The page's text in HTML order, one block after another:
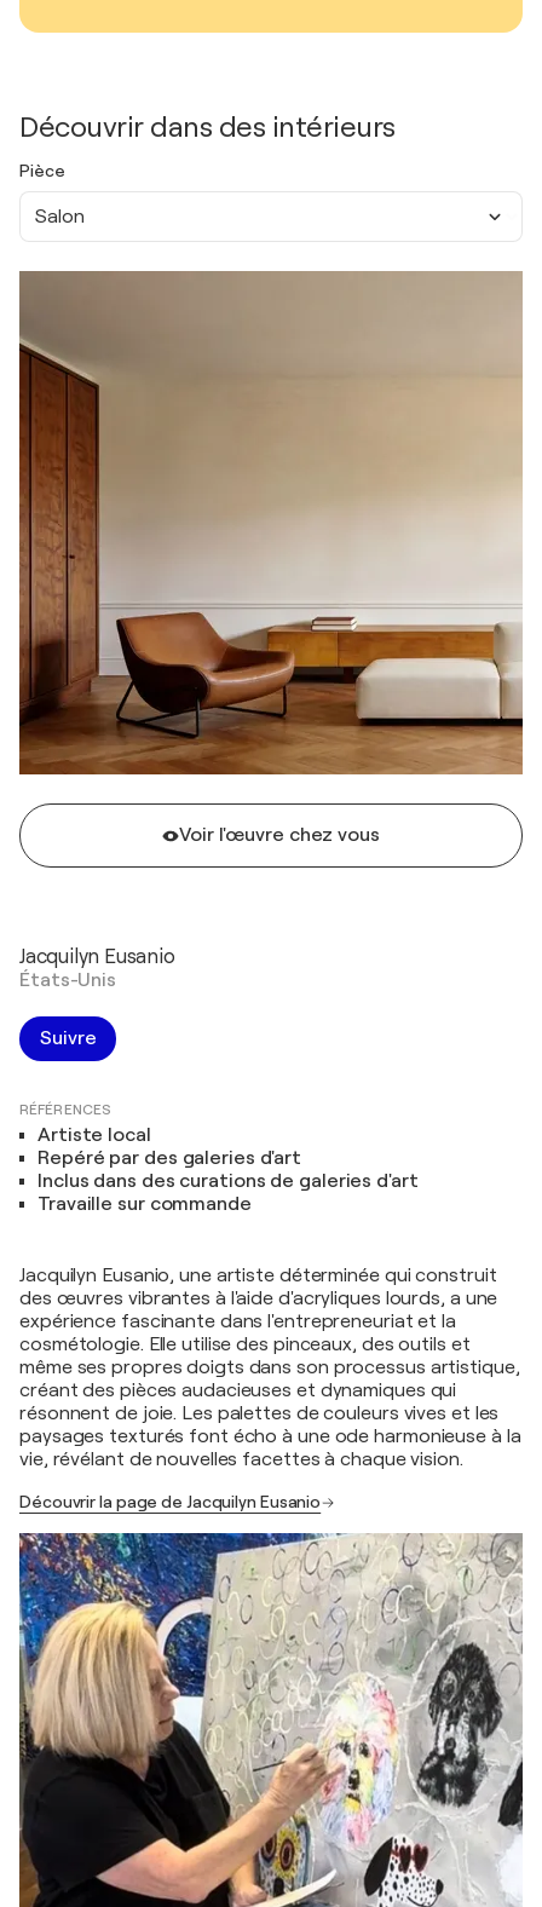
Découvrir dans des intérieurs
Pièce
Salon
Voir l'œuvre chez vous
Jacquilyn Eusanio
États-Unis
Suivre
RÉFÉRENCES
Artiste local
Repéré par des galeries d'art
Inclus dans des curations de galeries d'art
Travaille sur commande
Jacquilyn Eusanio, une artiste déterminée qui construit
des œuvres vibrantes à l'aide d'acryliques lourds, a une
expérience fascinante dans l'entrepreneuriat et la
cosmétologie. Elle utilise des pinceaux, des outils et
même ses propres doigts dans son processus artistique,
créant des pièces audacieuses et dynamiques qui
résonnent de joie. Les palettes de couleurs vives et les
paysages texturés font écho à une ode harmonieuse à la
vie, révélant de nouvelles facettes à chaque vision.
Découvrir la page de Jacquilyn Eusanio